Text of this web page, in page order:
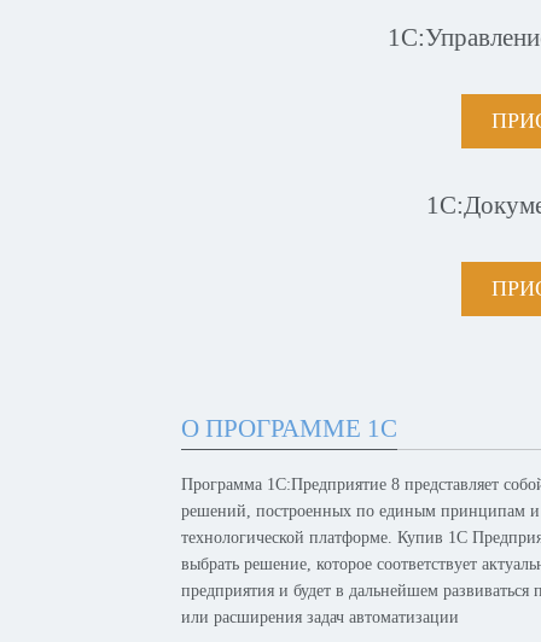
О ПРОГРАММЕ 1С
Программа 1С:Предприятие 8 представляет
решений, построенных по единым принципам
технологической платформе. Купив 1С
выбрать решение, которое соответствует
предприятия и будет в дальнейшем развиваться
или расширения задач автоматизации